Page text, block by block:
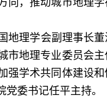
向，推动城市地理学
地理学会副理事长董
市地理专业委员会主
强学术共同体建设和
委书记任平主持。